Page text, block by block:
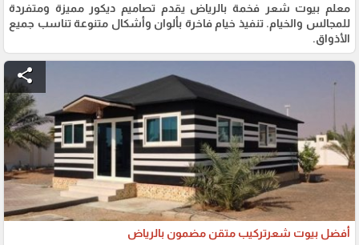
معلم بيوت شعر فخمة بالرياض يقدم تصاميم ديكور مميزة ومتفردة
للمجالس والخيام. تنفيذ خيام فاخرة بألوان وأشكال متنوعة تناسب جميع
الأذواق.
share
أفضل بيوت شعرتركيب متقن مضمون بالرياض